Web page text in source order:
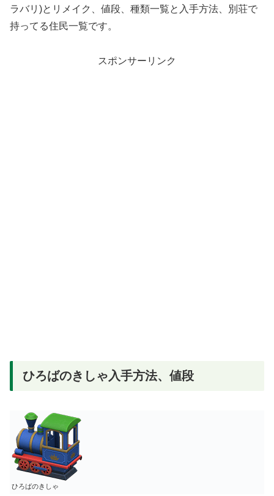
ラバリ)とリメイク、値段、種類一覧と入手方法、別荘で
持ってる住民一覧です。
スポンサーリンク
ひろばのきしゃ入手方法、値段
ひろばのきしゃ